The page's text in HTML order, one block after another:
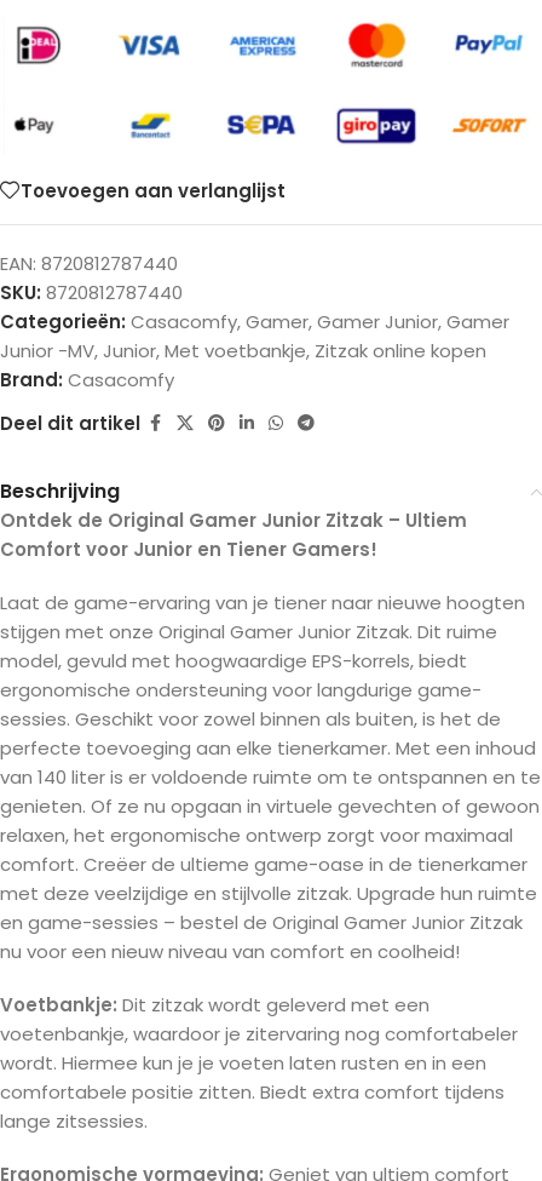
Toevoegen aan verlanglijst
EAN: 8720812787440
SKU: 8720812787440
Categorieën: Casacomfy,Gamer,Gamer Junior,Gamer
Junior -MV,Junior,Met voetbankje, Zitzak online kopen
Brand: Casacomfy
Deel dit artikel
Beschrijving
Ontdek de Original Gamer Junior Zitzak – Ultiem
Comfort voor Junior en Tiener Gamers!
Laat de game-ervaring van je tiener naar nieuwe hoogten
stijgen met onze Original Gamer Junior Zitzak. Dit ruime
model, gevuld met hoogwaardige EPS-korrels, biedt
ergonomische ondersteuning voor langdurige game-
sessies. Geschikt voor zowel binnen als buiten, is het de
perfecte toevoeging aan elke tienerkamer. Met een inhoud
van 140 liter is er voldoende ruimte om te ontspannen en te
genieten. Of ze nu opgaan in virtuele gevechten of gewoon
relaxen, het ergonomische ontwerp zorgt voor maximaal
comfort. Creëer de ultieme game-oase in de tienerkamer
met deze veelzijdige en stijlvolle zitzak. Upgrade hun ruimte
en game-sessies – bestel de Original Gamer Junior Zitzak
nu voor een nieuw niveau van comfort en coolheid!
Voetbankje: Dit zitzak wordt geleverd met een
voetenbankje, waardoor je zitervaring nog comfortabeler
wordt. Hiermee kun je je voeten laten rusten en in een
comfortabele positie zitten. Biedt extra comfort tijdens
lange zitsessies.
Ergonomische vormgeving: Geniet van ultiem comfort